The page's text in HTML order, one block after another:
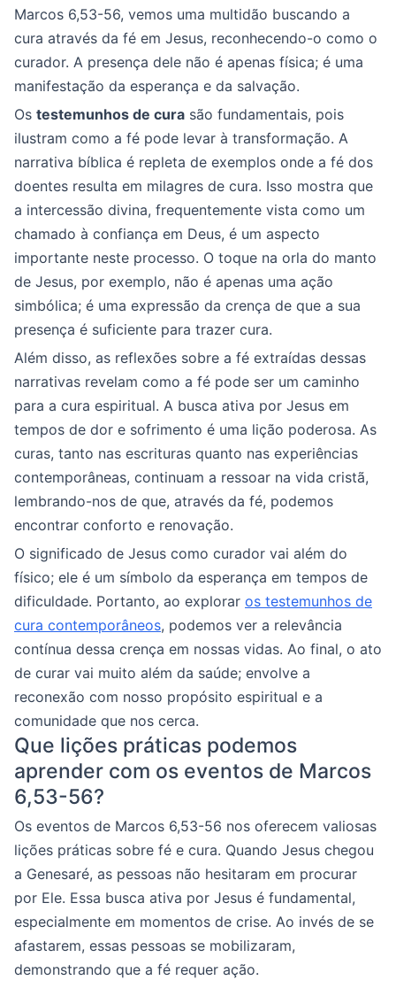
Marcos 6,53-56, vemos uma multidão buscando a
cura através da fé em Jesus, reconhecendo-o como o
curador. A presença dele não é apenas física; é uma
manifestação da esperança e da salvação.
Os testemunhos de cura são fundamentais, pois
ilustram como a fé pode levar à transformação. A
narrativa bíblica é repleta de exemplos onde a fé dos
doentes resulta em milagres de cura. Isso mostra que
a intercessão divina, frequentemente vista como um
chamado à confiança em Deus, é um aspecto
importante neste processo. O toque na orla do manto
de Jesus, por exemplo, não é apenas uma ação
simbólica; é uma expressão da crença de que a sua
presença é suficiente para trazer cura.
Além disso, as reflexões sobre a fé extraídas dessas
narrativas revelam como a fé pode ser um caminho
para a cura espiritual. A busca ativa por Jesus em
tempos de dor e sofrimento é uma lição poderosa. As
curas, tanto nas escrituras quanto nas experiências
contemporâneas, continuam a ressoar na vida cristã,
lembrando-nos de que, através da fé, podemos
encontrar conforto e renovação.
O significado de Jesus como curador vai além do
físico; ele é um símbolo da esperança em tempos de
dificuldade. Portanto, ao explorar os testemunhos de
cura contemporâneos, podemos ver a relevância
contínua dessa crença em nossas vidas. Ao final, o ato
de curar vai muito além da saúde; envolve a
reconexão com nosso propósito espiritual e a
comunidade que nos cerca.
Que lições práticas podemos
aprender com os eventos de Marcos
6,53-56?
Os eventos de Marcos 6,53-56 nos oferecem valiosas
lições práticas sobre fé e cura. Quando Jesus chegou
a Genesaré, as pessoas não hesitaram em procurar
por Ele. Essa busca ativa por Jesus é fundamental,
especialmente em momentos de crise. Ao invés de se
afastarem, essas pessoas se mobilizaram,
demonstrando que a fé requer ação.